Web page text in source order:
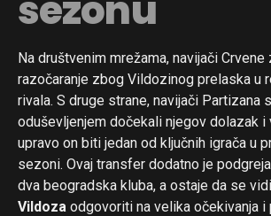
Na društvenim mrežama, navijači
razočaranje zbog Vildozinog prelaska u
rivala. S druge strane, navijači Partizana
oduševljenjem dočekali njegov dolazak i
upravo on biti jedan od ključnih igrača u
sezoni. Ovaj transfer dodatno je
dva beogradska kluba, a ostaje da se
Vildoza odgovoriti na velika očekivanja